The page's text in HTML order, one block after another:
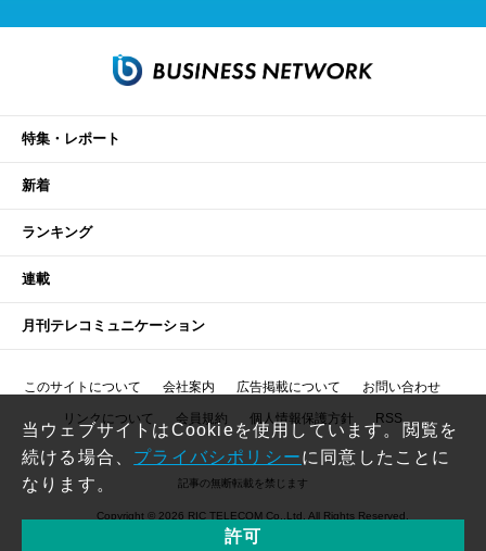
特集・レポート
新着
ランキング
連載
月刊テレコミュニケーション
このサイトについて 会社案内 広告掲載について お問い合わせ
リンクについて 会員規約 個人情報保護方針 RSS
記事の無断転載を禁じます
Copyright © 2026 RIC TELECOM Co.,Ltd. All Rights Reserved.
当ウェブサイトはCookieを使用しています。閲覧を
続ける場合、 プライバシポリシーに同意したことに
なります。
許可